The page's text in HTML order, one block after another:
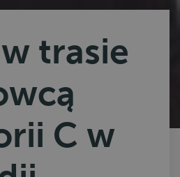
trasie
C w